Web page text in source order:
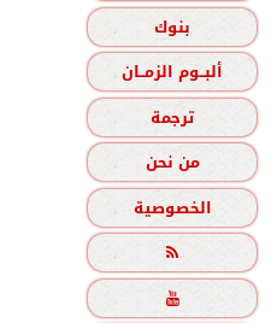
بنوك
ألبــوم الزمــان
ترجمة
من نحن
الخصوصية

